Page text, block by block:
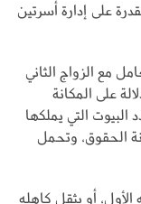
على إدارة أسرتين
مع الزواج الثاني
على المكانة
البيوت التي يملكها
الحقوق، وتحمل
الأول، أو يثقل كاهله